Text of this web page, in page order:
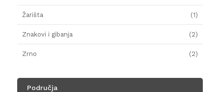
Žarišta (1)
Znakovi i gibanja (2)
Zrno (2)
Područja